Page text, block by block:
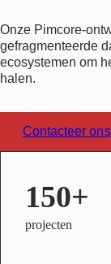
Onze Pimcore-
gefragmenteerde
ecosystemen om
halen.
Contacteer ons
150+
projecten